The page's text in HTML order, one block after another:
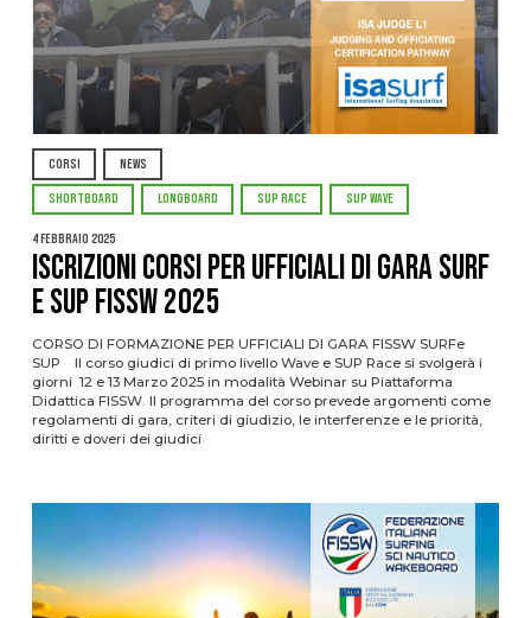
CORSI NEWS
SHORTBOARD LONGBOARD SUP RACE SUP WAVE
4 Febbraio 2025
ISCRIZIONI CORSI PER UFFICIALI DI GARA SURF
E SUP FISSW 2025
CORSO DI FORMAZIONE PER UFFICIALI DI GARA FISSW SURFe
SUP Il corso giudici di primo livello Wave e SUP Race si svolgerà i
giorni 12 e 13 Marzo 2025 in modalità Webinar su Piattaforma
Didattica FISSW. Il programma del corso prevede argomenti come
regolamenti di gara, criteri di giudizio, le interferenze e le priorità,
diritti e doveri dei giudici